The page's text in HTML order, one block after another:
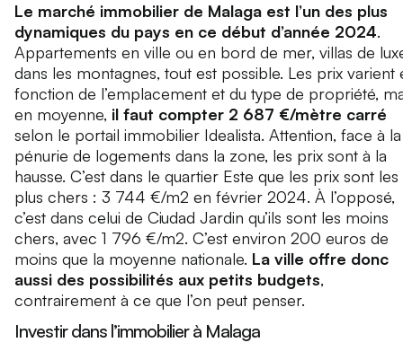
Le marché immobilier de Malaga est l’un des plus
dynamiques du pays en ce début d’année 2024.
Appartements en ville ou en bord de mer, villas de
dans les montagnes, tout est possible. Les prix varient
fonction de l’emplacement et du type de propriété,
en moyenne, il faut compter 2 687 €/mètre carré
selon le portail immobilier Idealista. Attention, face à la
pénurie de logements dans la zone, les prix sont à la
hausse. C’est dans le quartier Este que les prix sont les
plus chers : 3 744 €/m2 en février 2024. À l’opposé,
c’est dans celui de Ciudad Jardin qu’ils sont les moins
chers, avec 1 796 €/m2. C’est environ 200 euros de
moins que la moyenne nationale. La ville offre donc
aussi des possibilités aux petits budgets,
contrairement à ce que l’on peut penser.
Investir dans l’immobilier à Malaga